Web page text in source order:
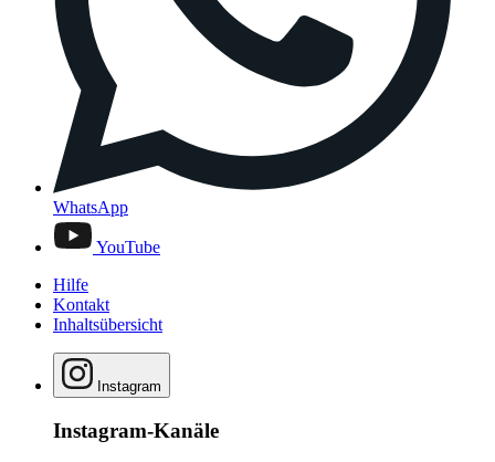
WhatsApp
YouTube
Hilfe
Kontakt
Inhaltsübersicht
Instagram
Instagram-Kanäle